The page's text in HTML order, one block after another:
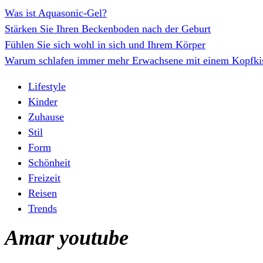
Was ist Aquasonic-Gel?
Stärken Sie Ihren Beckenboden nach der Geburt
Fühlen Sie sich wohl in sich und Ihrem Körper
Warum schlafen immer mehr Erwachsene mit einem
Lifestyle
Kinder
Zuhause
Stil
Form
Schönheit
Freizeit
Reisen
Trends
Amar youtube